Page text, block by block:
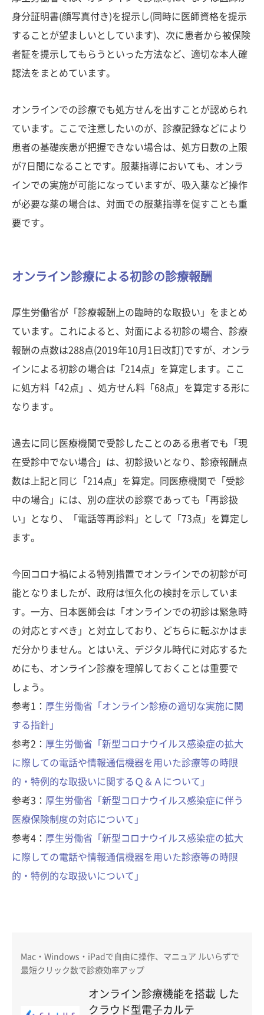
身分証明書(顔写真付き)を提示し(同時に医師資格を提示
することが望ましいとしています)、次に患者から被保険
者証を提示してもらうといった方法など、適切な本人確
認法をまとめています。
オンラインでの診療でも処方せんを出すことが認められ
ています。ここで注意したいのが、診療記録などにより
患者の基礎疾患が把握できない場合は、処方日数の上限
が7日間になることです。服薬指導においても、オンラ
インでの実施が可能になっていますが、吸入薬など操作
が必要な薬の場合は、対面での服薬指導を促すことも重
要です。
オンライン診療による初診の診療報酬
厚生労働省が「診療報酬上の臨時的な取扱い」をまとめ
ています。これによると、対面による初診の場合、診療
報酬の点数は288点(2019年10月1日改訂)ですが、オンラ
インによる初診の場合は「214点」を算定します。ここ
に処方料「42点」、処方せん料「68点」を算定する形に
なります。
過去に同じ医療機関で受診したことのある患者でも「現
在受診中でない場合」は、初診扱いとなり、診療報酬点
数は上記と同じ「214点」を算定。同医療機関で「受診
中の場合」には、別の症状の診察であっても「再診扱
い」となり、「電話等再診料」として「73点」を算定し
ます。
今回コロナ禍による特別措置でオンラインでの初診が可
能となりましたが、政府は恒久化の検討を示していま
す。一方、日本医師会は「オンラインでの初診は緊急時
の対応とすべき」と対立しており、どちらに転ぶかはま
だ分かりません。とはいえ、デジタル時代に対応するた
めにも、オンライン診療を理解しておくことは重要で
しょう。
参考1： 厚生労働省「オンライン診療の適切な実施に関
する指針」
参考2： 厚生労働省「新型コロナウイルス感染症の拡大
に際しての電話や情報通信機器を用いた診療等の時限
的・特例的な取扱いに関するＱ＆Ａについて」
参考3： 厚生労働省「新型コロナウイルス感染症に伴う
医療保険制度の対応について」
参考4： 厚生労働省「新型コロナウイルス感染症の拡大
に際しての電話や情報通信機器を用いた診療等の時限
的・特例的な取扱いについて」
Mac・Windows・iPadで自由に操作、マニュア ルいらずで
最短クリック数で診療効率アップ
オンライン診療機能を搭載 した
クラウド型電子カルテ